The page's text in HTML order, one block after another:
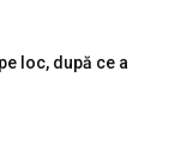
loc, după ce a